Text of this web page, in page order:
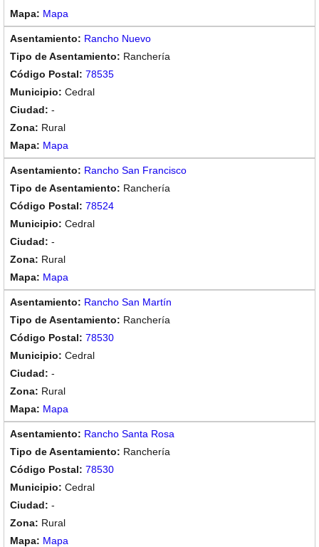
Mapa
Rancho Nuevo
Ranchería
78535
Cedral
-
Rural
Mapa
Rancho San Francisco
Ranchería
78524
Cedral
-
Rural
Mapa
Rancho San Martín
Ranchería
78530
Cedral
-
Rural
Mapa
Rancho Santa Rosa
Ranchería
78530
Cedral
-
Rural
Mapa